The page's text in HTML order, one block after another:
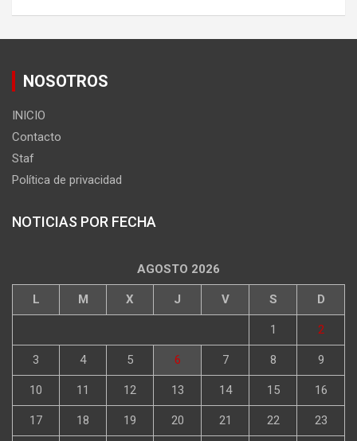
NOSOTROS
INICIO
Contacto
Staf
Política de privacidad
NOTICIAS POR FECHA
AGOSTO 2026
L M X J V S D
1 2
3 4 5 6 7 8 9
10 11 12 13 14 15 16
17 18 19 20 21 22 23